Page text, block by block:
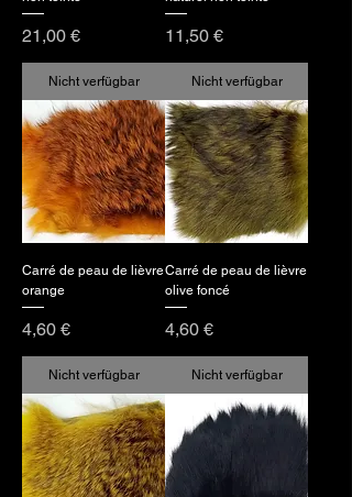
Preis
21,00 €
Nicht verfügbar
Preis
11,50 €
Nicht verfügbar
Carré de peau de lièvre
orange
Preis
4,60 €
Nicht verfügbar
Carré de peau de lièvre
olive foncé
Preis
4,60 €
Nicht verfügbar